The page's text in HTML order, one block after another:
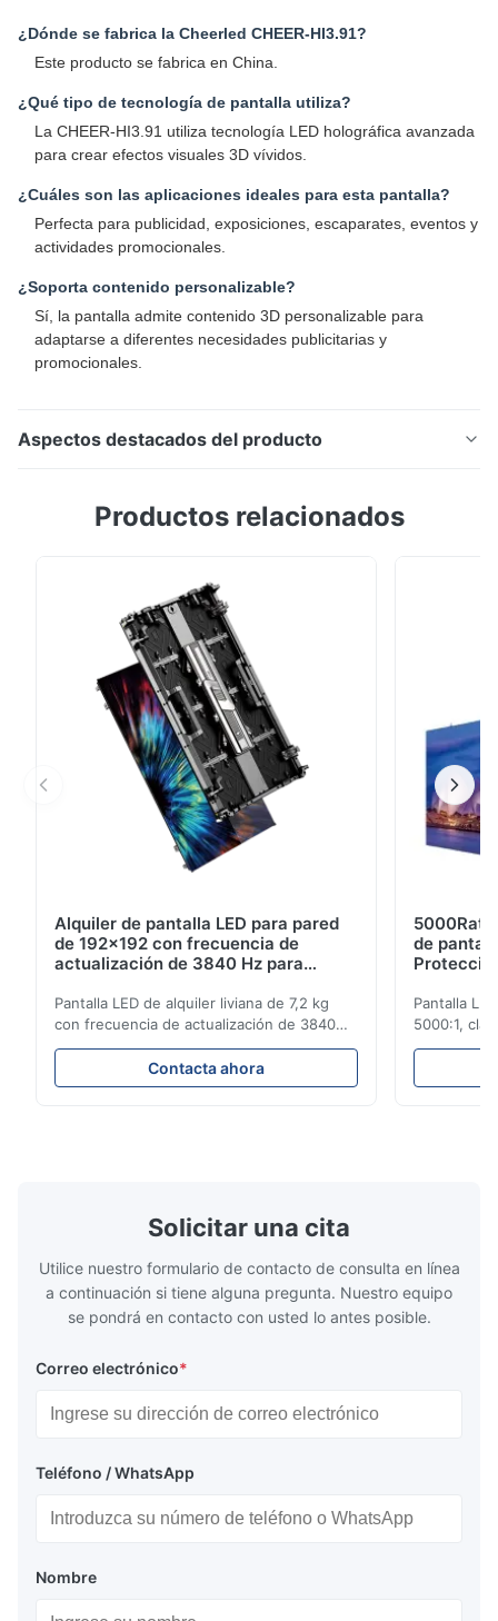
¿Dónde se fabrica la Cheerled CHEER-HI3.91?
Este producto se fabrica en China.
¿Qué tipo de tecnología de pantalla utiliza?
La CHEER-HI3.91 utiliza tecnología LED holográfica avanzada
para crear efectos visuales 3D vívidos.
¿Cuáles son las aplicaciones ideales para esta pantalla?
Perfecta para publicidad, exposiciones, escaparates, eventos y
actividades promocionales.
¿Soporta contenido personalizable?
Sí, la pantalla admite contenido 3D personalizable para
adaptarse a diferentes necesidades publicitarias y
promocionales.
Aspectos destacados del producto
mm, brillo de 3000 cd/m² y escala de grises de 16
220 V CA. Ideal para comercio minorista, eventos y
exposiciones con opciones personalizables.
Productos relacionados
Alquiler de pantalla LED para pared
de 192x192 con frecuencia de
actualización de 3840 Hz para
Pantalla LED de alquiler liviana de 7,2 kg
con frecuencia de actualización de 3840
Hz, brillo de 700 cd/m² y resolución de 192
x 192. Ideal para eventos en vivo con fácil
instalación y compatibilidad de voltaje
Contacta ahora
de
Pantalla
5000:1,
Solicitar una cita
Utilice nuestro formulario de contacto de consulta en línea
a continuación si tiene alguna pregunta. Nuestro equipo
se pondrá en contacto con usted lo antes posible.
Correo electrónico*
Teléfono / WhatsApp
Nombre